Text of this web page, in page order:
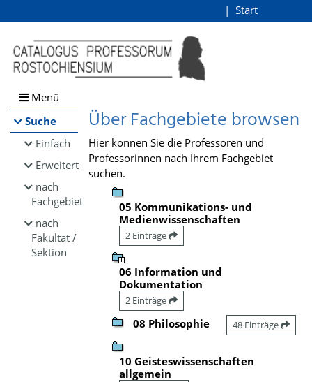
Browsen
direkt zum Inhalt
Start
Menü
Suche
Einfach
Erweitert
nach
Fachgebiet
nach
Fakultät /
Sektion
Über Fachgebiete browsen
Hier können Sie die Professoren und
Professorinnen nach Ihrem Fachgebiet
suchen.
05 Kommunikations- und
Medienwissenschaften
2 Einträge
06 Information und
Dokumentation
2 Einträge
08 Philosophie 48 Einträge
10 Geisteswissenschaften
allgemein